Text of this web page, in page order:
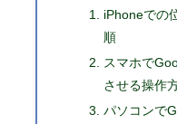
iPhoneでの
順
スマホで
させる操作
パソコンで